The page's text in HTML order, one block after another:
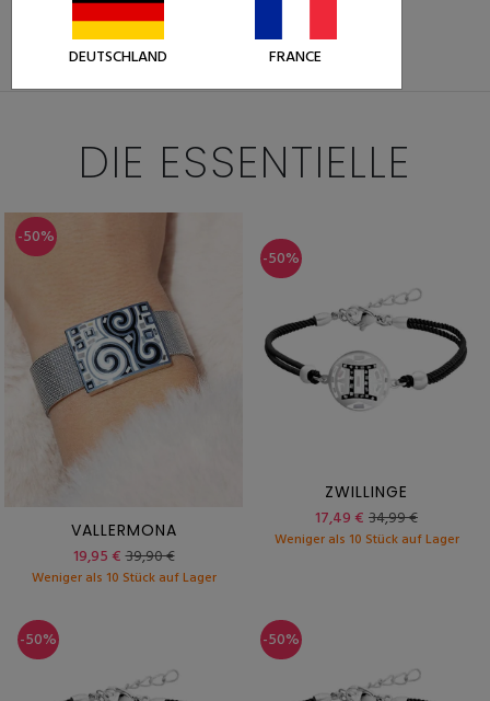
Weniger als 5 Stück auf Lager
DIE ESSENTIELLE
-50%
VALLERMONA
19,95 €39,90 €
Weniger als 10 Stück auf Lager
-50%
ZWILLINGE
17,49 € 34,99 €
Weniger als 10 Stück auf Lager
-50% -50%
DEUTSCHLAND FRANCE